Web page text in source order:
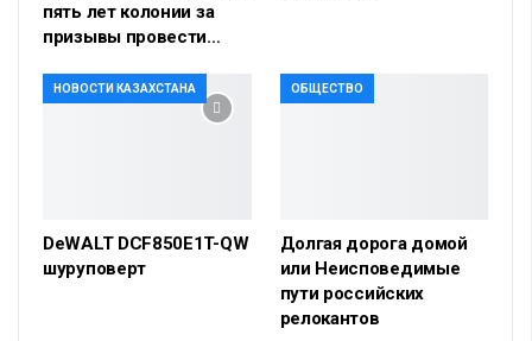
пять лет колонии за
призывы провести…
НОВОСТИ КАЗАХСТАНА
DeWALT DCF850E1T-QW
шуруповерт
ОБЩЕСТВО
Долгая дорога домой
или Неисповедимые
пути российских
релокантов